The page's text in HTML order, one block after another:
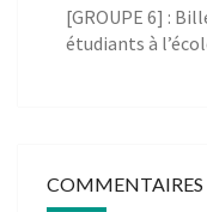
[GROUPE 6] :
étudiants à
COMMENTAIRES